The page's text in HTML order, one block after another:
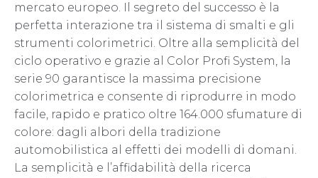
mercato europeo. Il segreto del successo è la
perfetta interazione tra il sistema di smalti e gli
strumenti colorimetrici. Oltre alla semplicità del
ciclo operativo e grazie al Color Profi System, la
serie 90 garantisce la massima precisione
colorimetrica e consente di riprodurre in modo
facile, rapido e pratico oltre 164.000 sfumature di
colore: dagli albori della tradizione
automobilistica al effetti dei modelli di domani.
La semplicità e l’affidabilità della ricerca